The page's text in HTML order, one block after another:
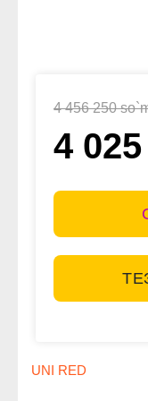
4 456 250
4
UNI RED